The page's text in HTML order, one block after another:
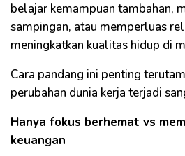
belajar kemampuan tambahan,
sampingan, atau memperluas
meningkatkan kualitas hidup di
Cara pandang ini penting
perubahan dunia kerja terjadi
Hanya fokus berhemat vs
keuangan